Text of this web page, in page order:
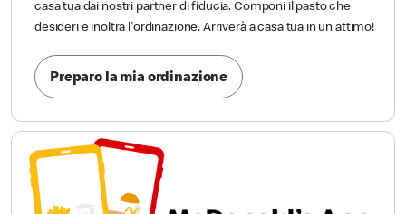
casa tua dai nostri partner di fiducia. Componi il pasto che
desideri e inoltra l'ordinazione. Arriverà a casa tua in un attimo!
Preparo la mia ordinazione